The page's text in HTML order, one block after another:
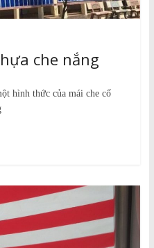
che nắng
hình thức của mái che cố